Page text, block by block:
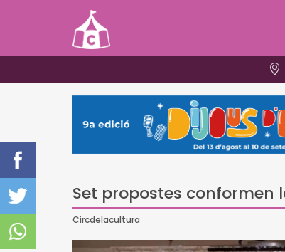
Set propostes
Circdelacultura